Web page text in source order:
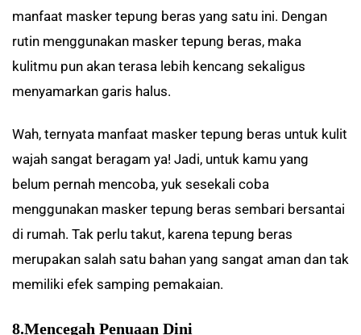
manfaat masker tepung beras yang satu ini. Dengan
rutin menggunakan masker tepung beras, maka
kulitmu pun akan terasa lebih kencang sekaligus
menyamarkan garis halus.
Wah, ternyata manfaat masker tepung beras untuk kulit
wajah sangat beragam ya! Jadi, untuk kamu yang
belum pernah mencoba, yuk sesekali coba
menggunakan masker tepung beras sembari bersantai
di rumah. Tak perlu takut, karena tepung beras
merupakan salah satu bahan yang sangat aman dan tak
memiliki efek samping pemakaian.
8.Mencegah Penuaan Dini